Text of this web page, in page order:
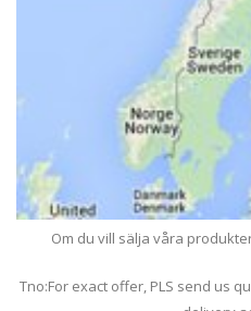
Om du vill sälja våra
Tno:For exact offer, PLS send us